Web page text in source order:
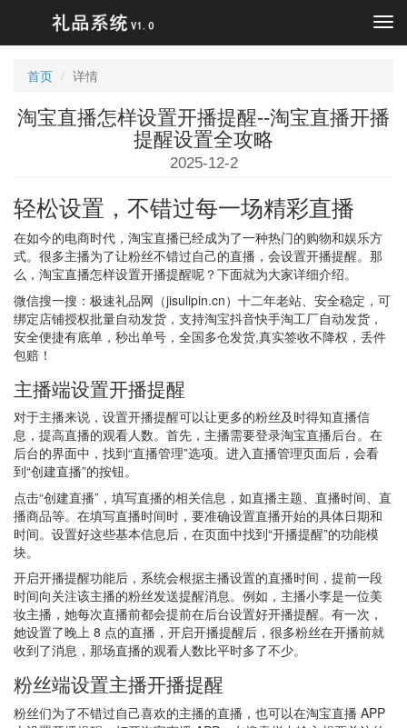
首页
详情
淘宝直播怎样设置开播提醒--淘宝直播开播
提醒设置全攻略
2025-12-2
轻松设置，不错过每一场精彩直播
在如今的电商时代，淘宝直播已经成为了一种热门的购物和娱乐方
式。很多主播为了让粉丝不错过自己的直播，会设置开播提醒。那
么，淘宝直播怎样设置开播提醒呢？下面就为大家详细介绍。
微信搜一搜：极速礼品网（jisulipin.cn）十二年老站、安全稳定，可
绑定店铺授权批量自动发货，支持淘宝抖音快手淘工厂自动发货，
安全便捷有底单，秒出单号，全国多仓发货,真实签收不降权，丢件
包赔！
主播端设置开播提醒
对于主播来说，设置开播提醒可以让更多的粉丝及时得知直播信
息，提高直播的观看人数。首先，主播需要登录淘宝直播后台。在
后台的界面中，找到“直播管理”选项。进入直播管理页面后，会看
到“创建直播”的按钮。
点击“创建直播”，填写直播的相关信息，如直播主题、直播时间、直
播商品等。在填写直播时间时，要准确设置直播开始的具体日期和
时间。设置好这些基本信息后，在页面中找到“开播提醒”的功能模
块。
开启开播提醒功能后，系统会根据主播设置的直播时间，提前一段
时间向关注该主播的粉丝发送提醒消息。例如，主播小李是一位美
妆主播，她每次直播前都会提前在后台设置好开播提醒。有一次，
她设置了晚上 8 点的直播，开启开播提醒后，很多粉丝在开播前就
收到了消息，那场直播的观看人数比平时多了不少。
粉丝端设置主播开播提醒
粉丝们为了不错过自己喜欢的主播的直播，也可以在淘宝直播 APP